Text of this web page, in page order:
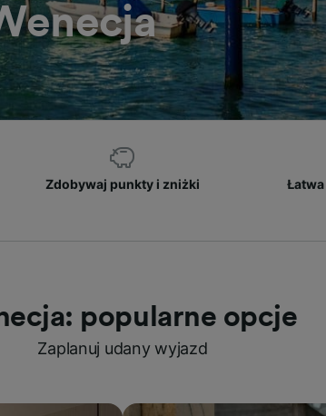
Zdobywaj punkty i zniżki
popularne opcje
Zaplanuj udany wyjazd